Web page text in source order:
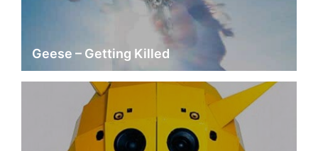
Geese – Getting Killed